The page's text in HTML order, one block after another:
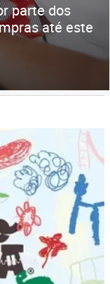
parte dos
até este